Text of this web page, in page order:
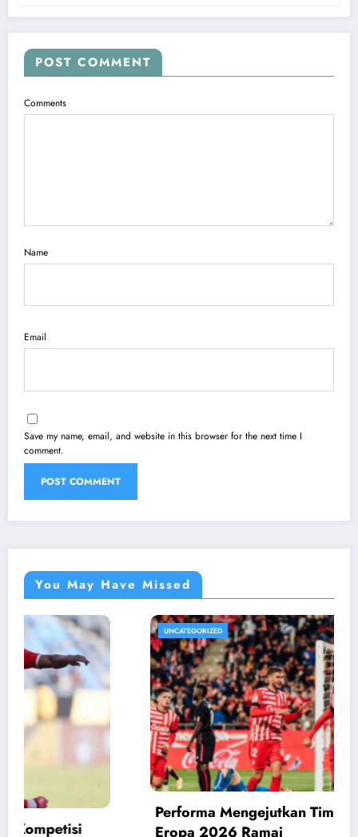
POST COMMENT
Comments
Name
Email
Save my name, email, and website in this browser for the next time I
comment.
You May Have Missed
UNCATEGORIZED
Performa Mengejutkan Tim Kuda Hitam Liga
Eropa 2026 Ramai